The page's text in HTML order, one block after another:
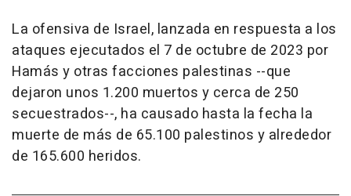
La ofensiva de Israel, lanzada en respuesta a los
ataques ejecutados el 7 de octubre de 2023 por
Hamás y otras facciones palestinas --que
dejaron unos 1.200 muertos y cerca de 250
secuestrados--, ha causado hasta la fecha la
muerte de más de 65.100 palestinos y alrededor
de 165.600 heridos.